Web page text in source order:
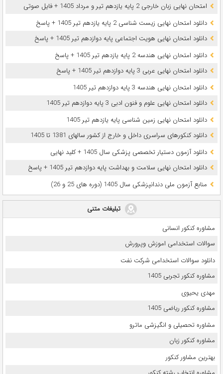
امتحان نهایی زبان خارجی 2 پایه یازدهم تیر و مرداد 1405 + فایل صوتی
دانلود امتحان نهایی زیست شناسی 2 پایه یازدهم تیر 1405 + پاسخ
دانلود امتحان نهایی هویت اجتماعی پایه دوازدهم تیر 1405 + پاسخ
دانلود امتحان نهایی هندسه 2 پایه یازدهم تیر 1405 + پاسخ
دانلود امتحان نهایی عربی 3 پایه دوازدهم تیر 1405 + پاسخ
دانلود امتحان نهایی هندسه 3 پایه دوازدهم تیر 1405
دانلود امتحان نهایی علوم و فنون ادبی 3 پایه دوازدهم تیر 1405
دانلود امتحان نهایی زمین شناسی پایه یازدهم تیر 1405
دانلود کنکورهای سراسری داخل و خارج از کشور سالهای 1381 تا 1405
دانلود آزمون دستیار تخصصی پزشکی سال 1405 + کلید نهایی
دانلود امتحان نهایی سلامت و بهداشت پایه دوازدهم تیر 1405 + پاسخ
ﻣﻨﺎﺑﻊ آزﻣﻮن ﻣﻠﯽ دندانپزشکی سال 1405 (دوره های 25 و 26)
تبلیغات متنی
مشاوره کنکور انسانی
سوالات استخدامی اموزش وپرورش
دانلود سوالات استخدامی شرکت نفت
مشاوره کنکور تجربی 1405
مهدی یحیوی
مشاوره کنکور ریاضی 1405
مشاوره تحصیلی و انگیزشی ماترو
مشاوره کنکور زبان
بهترین مشاور کنکور